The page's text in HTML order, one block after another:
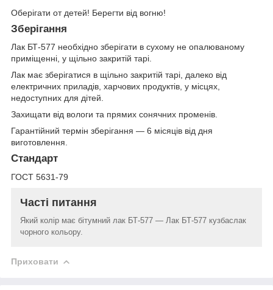
Оберігати от детей! Берегти від вогню!
Зберігання
Лак БТ-577 необхідно зберігати в сухому не опалюваному
приміщенні, у щільно закритій тарі.
Лак має зберігатися в щільно закритій тарі, далеко від
електричних приладів, харчових продуктів, у місцях,
недоступних для дітей.
Захищати від вологи та прямих сонячних променів.
Гарантійний термін зберігання — 6 місяців від дня
виготовлення.
Стандарт
ГОСТ 5631-79
Часті питання
Який колір має бітумний лак БТ-577 — Лак БТ-577 кузбаслак
чорного кольору.
Приховати